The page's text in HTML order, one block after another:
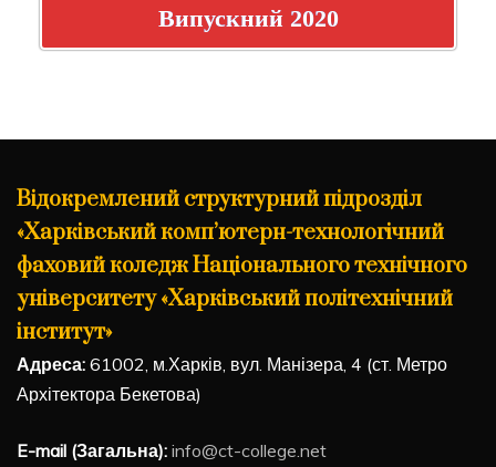
Випускний 2020
Відокремлений структурний підрозділ
«Харківський комп’ютерн-технологічний
фаховий коледж Національного технічного
університету «Харківський політехнічний
інститут»
Адреса: 61002, м.Харків, вул. Манізера, 4 (ст. Метро
Архітектора Бекетова)
E-mail (Загальна): info@ct-college.net